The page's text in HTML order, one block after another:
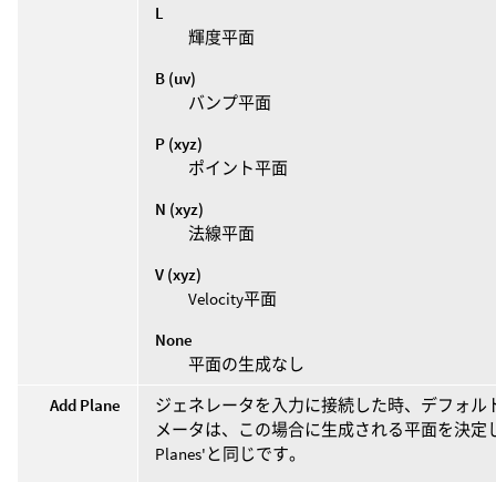
L
輝度平面
B (uv)
バンプ平面
P (xyz)
ポイント平面
N (xyz)
法線平面
V (xyz)
Velocity平面
None
平面の生成なし
Add Plane
ジェネレータを入力に接続した時、デフォ
メータは、この場合に生成される平面を決
Planes'と同じです。